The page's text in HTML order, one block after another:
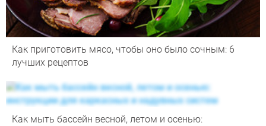
Как приготовить мясо, чтобы оно было сочным: 6
лучших рецептов
Как мыть бассейн весной, летом и осенью: